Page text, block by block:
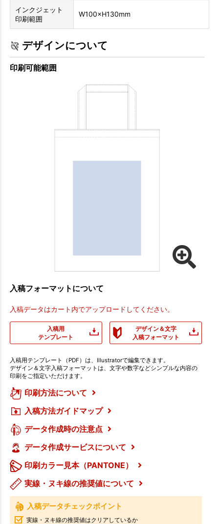
インクジェット
印刷範囲
W100×H130mm
デザインについて
印刷可能範囲
入稿フォーマットについて
入稿データはカート内でアップロードしてください。
入稿用
テンプレート
デザイン＆文字
入稿フォーマット
入稿用テンプレート（PDF）は、Illustratorで編集できます。
デザイン＆文字入稿フォーマットは、文字や数字などシンプルな内容の
印刷をご指定いただけます。
印刷方法について
入稿方法ガイドマップ
データ作成時の注意点
データ作成サービスについて
印刷カラー見本（PANTONE）
実線・ヌキ線の推奨値について
入稿データチェックポイント
実線・ヌキ線の推奨値はクリアしているか